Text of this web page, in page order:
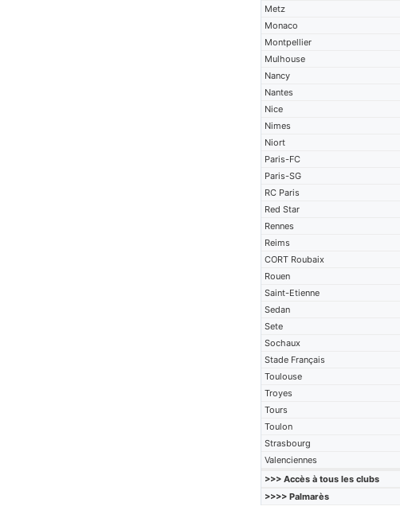
Metz
Monaco
Montpellier
Mulhouse
Nancy
Nantes
Nice
Nimes
Niort
Paris-FC
Paris-SG
RC Paris
Red Star
Rennes
Reims
CORT Roubaix
Rouen
Saint-Etienne
Sedan
Sete
Sochaux
Stade Français
Toulouse
Troyes
Tours
Toulon
Strasbourg
Valenciennes
>>> Accès à tous les clubs
>>>> Palmarès